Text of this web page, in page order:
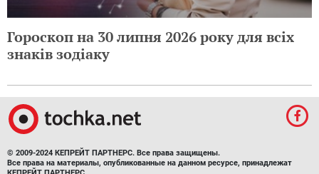
Гороскоп на 30 липня 2026 року для всіх
знаків зодіаку
© 2009-2024 КЕПРЕЙТ ПАРТНЕРС. Все права защищены.
Все права на материалы, опубликованные на данном ресурсе, принадлежат